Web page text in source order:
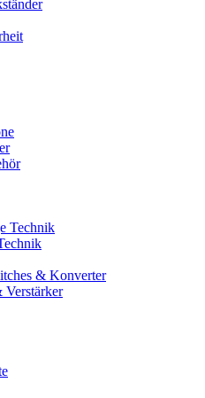
Technik
& Konverter